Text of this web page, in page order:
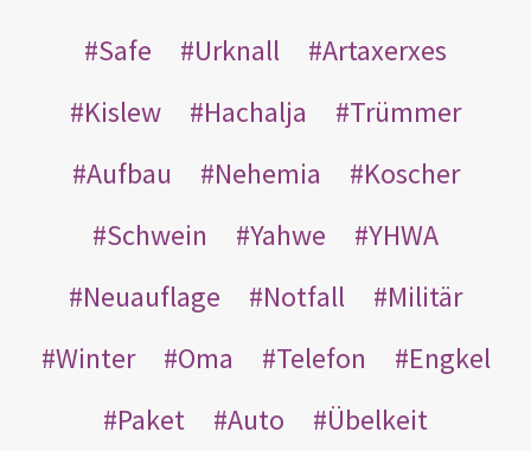
Safe
Urknall
Artaxerxes
Kislew
Hachalja
Trümmer
Aufbau
Nehemia
Koscher
Schwein
Yahwe
YHWA
Neuauflage
Notfall
Militär
Winter
Oma Telefon
Engkel
Paket
Auto
Übelkeit